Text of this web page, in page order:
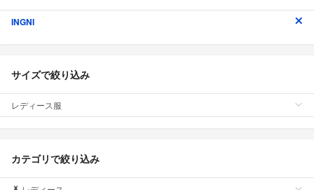
INGNI
サイズで絞り込み
レディース服
カテゴリで絞り込み